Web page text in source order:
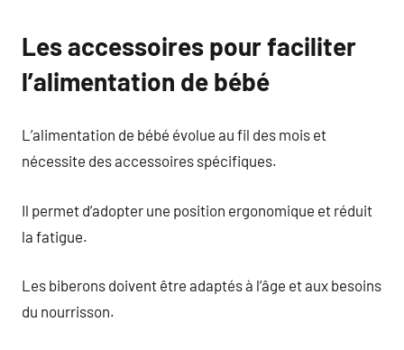
Les accessoires pour faciliter
l’alimentation de bébé
L’alimentation de bébé évolue au fil des mois et
nécessite des accessoires spécifiques.
Il permet d’adopter une position ergonomique et réduit
la fatigue.
Les biberons doivent être adaptés à l’âge et aux besoins
du nourrisson.